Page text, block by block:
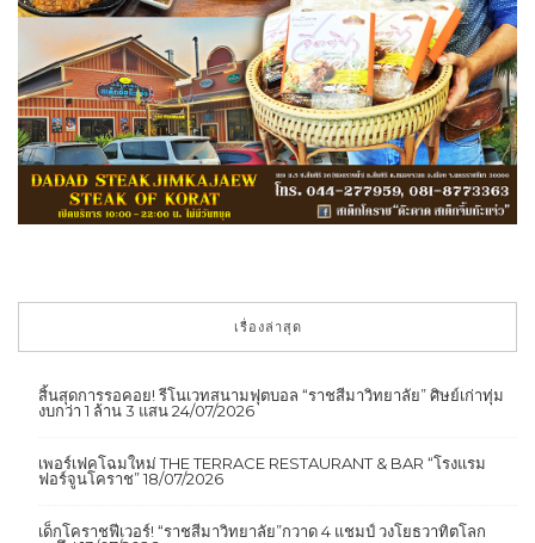
เรื่องล่าสุด
สิ้นสุดการรอคอย! รีโนเวทสนามฟุตบอล “ราชสีมาวิทยาลัย” ศิษย์เก่าทุ่ม
งบกว่า 1 ล้าน 3 แสน 24/07/2026
เพอร์เฟคโฉมใหม่ THE TERRACE RESTAURANT & BAR “โรงแรม
ฟอร์จูนโคราช” 18/07/2026
เด็กโคราชฟีเวอร์! “ราชสีมาวิทยาลัย”กวาด 4 แชมป์ วงโยธวาทิตโลก